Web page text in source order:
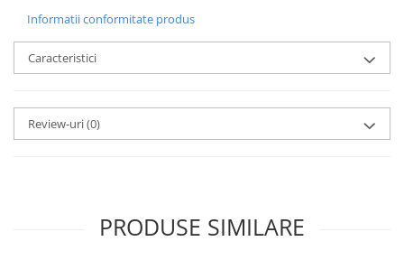
Informatii conformitate produs
Caracteristici
Review-uri(0)
PRODUSE SIMILARE